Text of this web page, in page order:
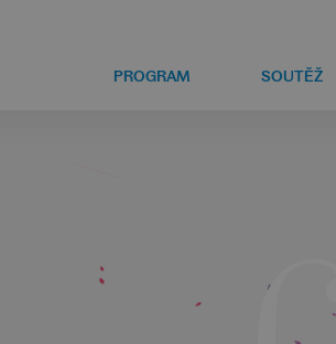
PROGRAM SOUTĚŽ